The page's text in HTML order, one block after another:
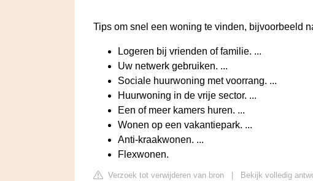
Tips om snel een woning te vinden, bijvoorbeeld
Logeren bij vrienden of familie. ...
Uw netwerk gebruiken. ...
Sociale huurwoning met voorrang. ...
Huurwoning in de vrije sector. ...
Een of meer kamers huren. ...
Wonen op een vakantiepark. ...
Anti-kraakwonen. ...
Flexwonen.
Verzoek tot verwijderen van bron Bekijk volledig